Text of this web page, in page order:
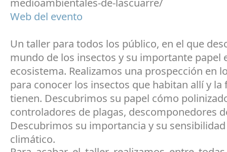
medioambientales-de-lascuarre/
Web del evento
Un taller para todos los público, en el que
mundo de los insectos y su importante papel
ecosistema. Realizamos una prospección en
para conocer los insectos que habitan allí y la
tienen. Descubrimos su papel cómo
controladores de plagas, descomponedores
Descubrimos su importancia y su
climático.